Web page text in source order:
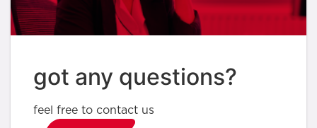
got any questions?
feel free to contact us